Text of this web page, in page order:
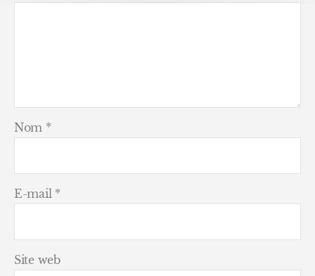
Nom *
E-mail *
Site web